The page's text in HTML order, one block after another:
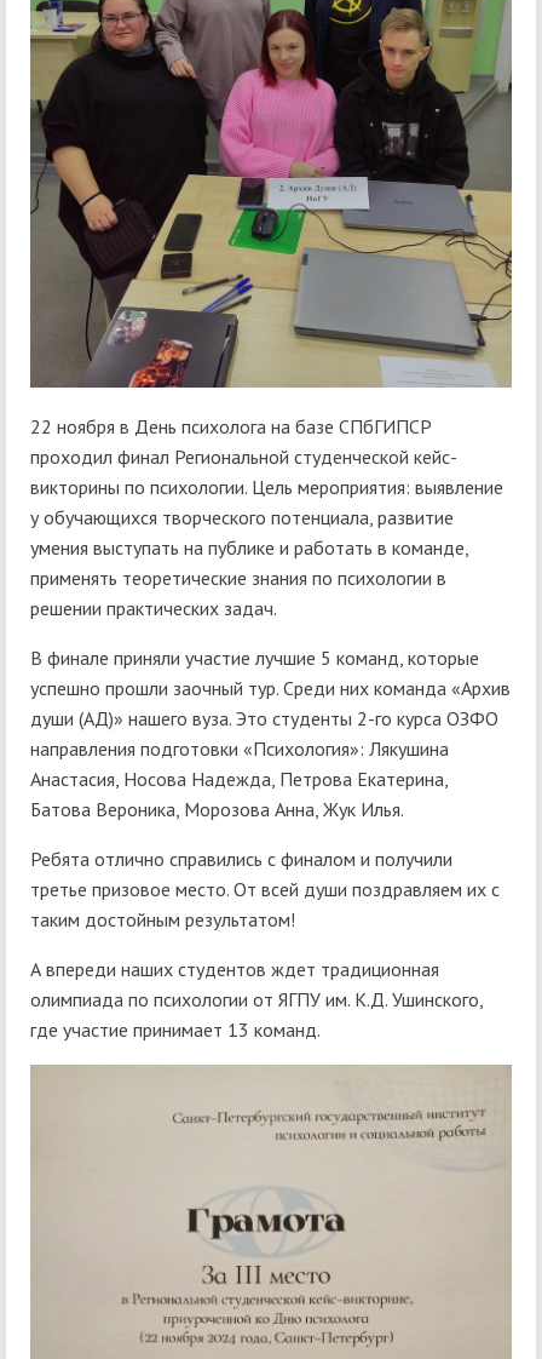
22 ноября в День психолога на базе СПбГИПСР
проходил финал Региональной студенческой кейс-
викторины по психологии. Цель мероприятия: выявление
у обучающихся творческого потенциала, развитие
умения выступать на публике и работать в команде,
применять теоретические знания по психологии в
решении практических задач.
В финале приняли участие лучшие 5 команд, которые
успешно прошли заочный тур. Среди них команда «Архив
души (АД)» нашего вуза. Это студенты 2-го курса ОЗФО
направления подготовки «Психология»: Лякушина
Анастасия, Носова Надежда, Петрова Екатерина,
Батова Вероника, Морозова Анна, Жук Илья.
Ребята отлично справились с финалом и получили
третье призовое место. От всей души поздравляем их с
таким достойным результатом!
А впереди наших студентов ждет традиционная
олимпиада по психологии от ЯГПУ им. К.Д. Ушинского,
где участие принимает 13 команд.